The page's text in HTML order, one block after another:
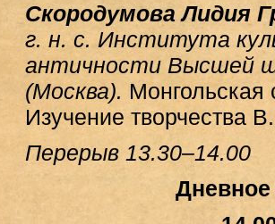
Скородумова Лидия
г. н. с. Института
античности Высшей
(Москва). Монгольская
Изучение творчества
Перерыв 13.30–14.00
Дневное